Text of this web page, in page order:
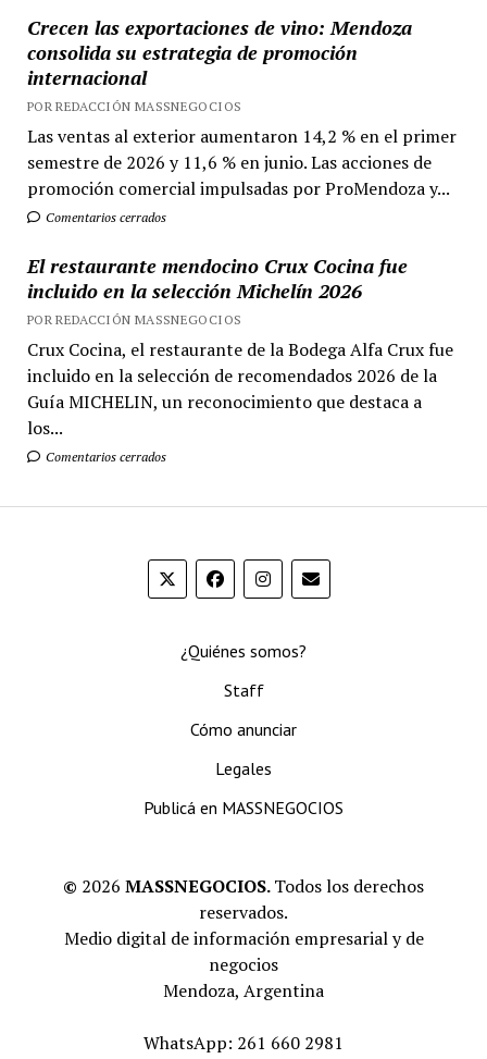
Crecen las exportaciones de vino: Mendoza
consolida su estrategia de promoción
internacional
POR REDACCIÓN MASSNEGOCIOS
Las ventas al exterior aumentaron 14,2 % en el primer
semestre de 2026 y 11,6 % en junio. Las acciones de
promoción comercial impulsadas por ProMendoza y...
Comentarios cerrados
El restaurante mendocino Crux Cocina fue
incluido en la selección Michelín 2026
POR REDACCIÓN MASSNEGOCIOS
Crux Cocina, el restaurante de la Bodega Alfa Crux fue
incluido en la selección de recomendados 2026 de la
Guía MICHELIN, un reconocimiento que destaca a
los...
Comentarios cerrados
¿Quiénes somos?
Staff
Cómo anunciar
Legales
Publicá en MASSNEGOCIOS
© 2026 MASSNEGOCIOS.Todos los derechos
reservados.
Medio digital de información empresarial y de
negocios
Mendoza, Argentina
WhatsApp: 261 660 2981